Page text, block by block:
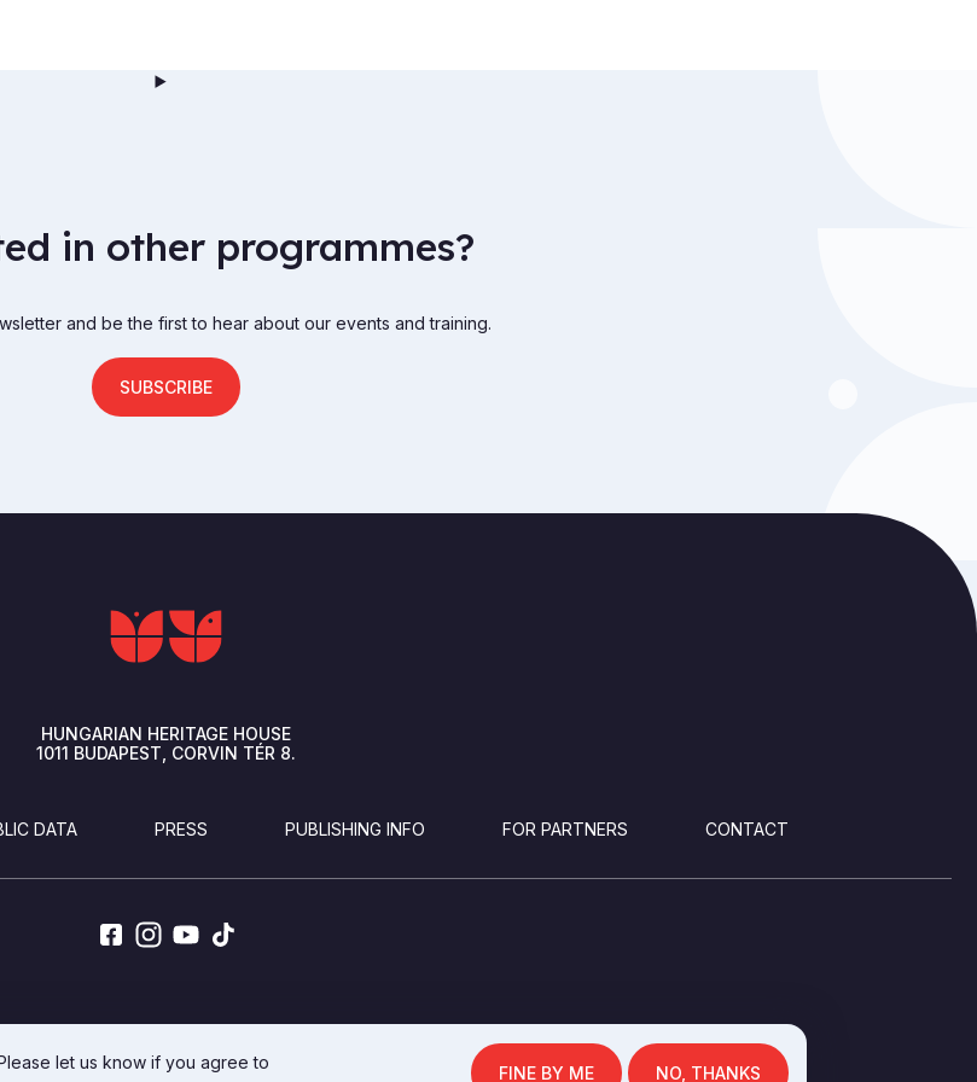
let us know if you agree to
FINE BY ME NO, THANKS
in other programmes?
and be the first to hear about our events and training.
SUBSCRIBE
HUNGARIAN HERITAGE HOUSE
1011 BUDAPEST CORVIN TÉR 8.
DATA PRESS PUBLISHING INFO FOR PARTNERS CONTACT